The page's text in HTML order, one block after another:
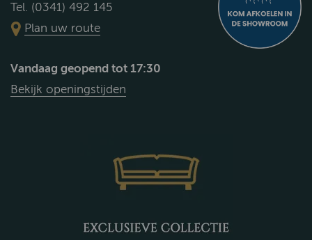
Tel. (0341) 492 145
Plan uw route
Vandaag geopend tot 17:30
Bekijk openingstijden